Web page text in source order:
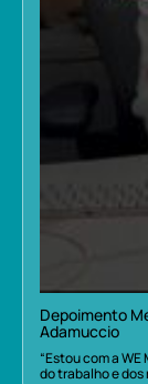
Depoimento
Adamuccio
“Estou com a
do trabalho e dos